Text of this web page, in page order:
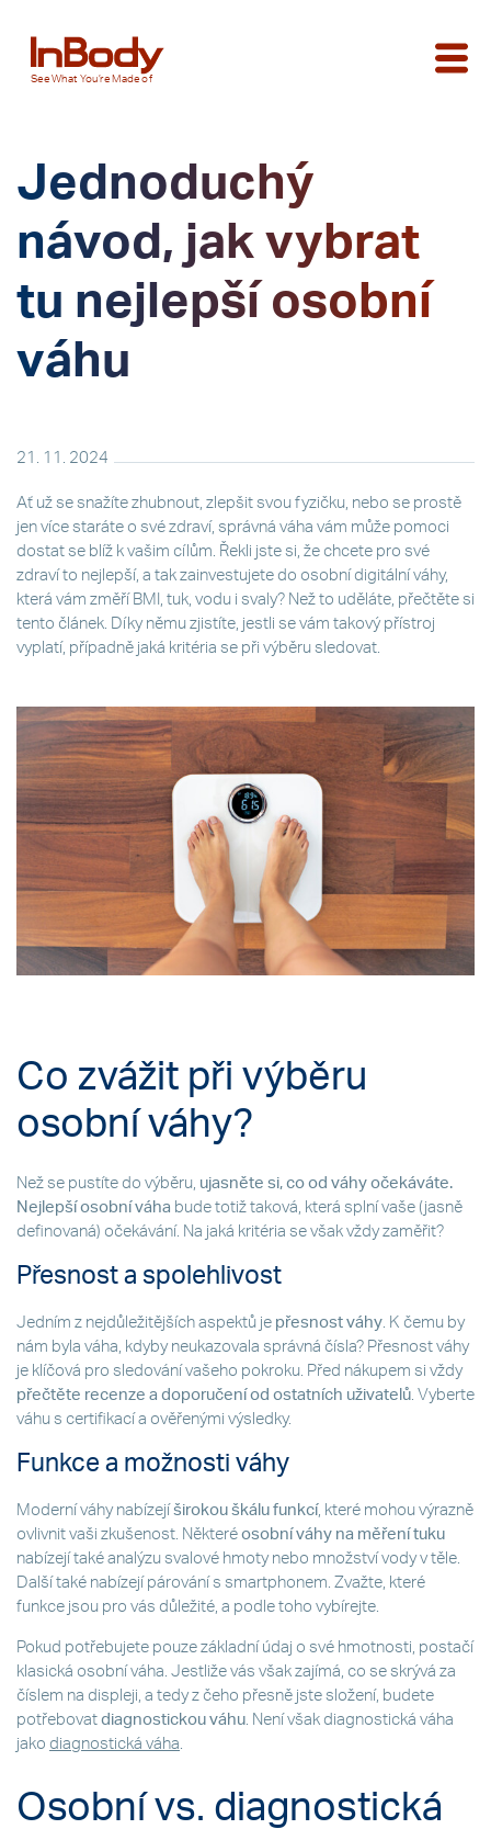
See What You’re Made of
Jednoduchý
návod, jak vybrat
tu nejlepší osobní
váhu
21. 11. 2024
Ať už se snažíte zhubnout, zlepšit svou fyzičku, nebo se prostě
jen více staráte o své zdraví, správná váha vám může pomoci
dostat se blíž k vašim cílům. Řekli jste si, že chcete pro své
zdraví to nejlepší, a tak zainvestujete do osobní digitální váhy,
která vám změří BMI, tuk, vodu i svaly? Než to uděláte, přečtěte si
tento článek. Díky němu zjistíte, jestli se vám takový přístroj
vyplatí, případně jaká kritéria se při výběru sledovat.
Co zvážit při výběru
osobní váhy?
Než se pustíte do výběru, ujasněte si, co od váhy očekáváte.
Nejlepší osobní váha bude totiž taková, která splní vaše (jasně
definovaná) očekávání. Na jaká kritéria se však vždy zaměřit?
Přesnost a spolehlivost
Jedním z nejdůležitějších aspektů je přesnost váhy . K čemu by
nám byla váha, kdyby neukazovala správná čísla? Přesnost váhy
je klíčová pro sledování vašeho pokroku. Před nákupem si vždy
přečtěte recenze a doporučení od ostatních uživatelů . Vyberte
váhu s certifikací a ověřenými výsledky.
Funkce a možnosti váhy
Moderní váhy nabízejí širokou škálu funkcí , které mohou výrazně
ovlivnit vaši zkušenost. Některé osobní váhy na měření tuku
nabízejí také analýzu svalové hmoty nebo množství vody v těle.
Další také nabízejí párování s smartphonem. Zvažte, které
funkce jsou pro vás důležité, a podle toho vybírejte.
Pokud potřebujete pouze základní údaj o své hmotnosti, postačí
klasická osobní váha. Jestliže vás však zajímá, co se skrývá za
číslem na displeji, a tedy z čeho přesně jste složení, budete
potřebovat diagnostickou váhu . Není však diagnostická váha
jako diagnostická váha
Osobní vs. diagnostická